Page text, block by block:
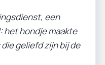
een
het hondje maakte
geliefd zijn bij de